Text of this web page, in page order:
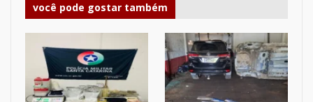
você pode gostar também